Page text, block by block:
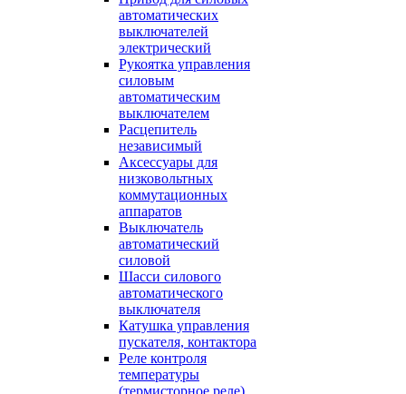
автоматических
выключателей
электрический
Рукоятка управления
силовым
автоматическим
выключателем
Расцепитель
независимый
Аксессуары для
низковольтных
коммутационных
аппаратов
Выключатель
автоматический
силовой
Шасси силового
автоматического
выключателя
Катушка управления
пускателя, контактора
Реле контроля
температуры
(термисторное реле)